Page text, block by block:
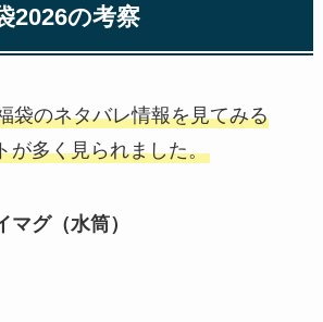
2026の考察
袋のネタバレ情報を見てみる
が多く見られました。
グ（水筒）